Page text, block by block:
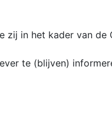
in het kader van de
te (blijven)